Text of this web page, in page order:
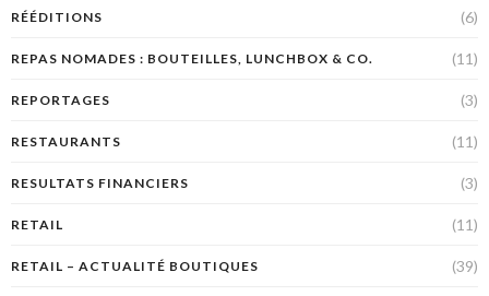
RÉÉDITIONS (6)
REPAS NOMADES : BOUTEILLES, LUNCHBOX & CO. (11)
REPORTAGES (3)
RESTAURANTS (11)
RESULTATS FINANCIERS (3)
RETAIL (11)
RETAIL – ACTUALITÉ BOUTIQUES (39)